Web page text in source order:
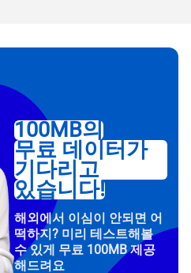
100MB의
무료 데이터가
기다리고
있습니다!
해외에서 이심이 안되면 어
떡하지? 미리 테스트해볼
수 있게 무료 100MB 제공
해드려요